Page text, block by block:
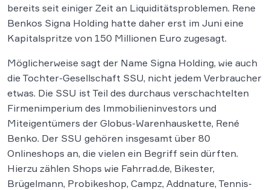
bereits seit einiger Zeit an Liquiditätsproblemen. Rene
Benkos Signa Holding hatte daher erst im Juni eine
Kapitalspritze von 150 Millionen Euro zugesagt.
Möglicherweise sagt der Name Signa Holding, wie auch
die Tochter-Gesellschaft SSU, nicht jedem Verbraucher
etwas. Die SSU ist Teil des durchaus verschachtelten
Firmenimperium des Immobilieninvestors und
Miteigentümers der Globus-Warenhauskette, René
Benko. Der SSU gehören insgesamt über 80
Onlineshops an, die vielen ein Begriff sein dürften.
Hierzu zählen Shops wie Fahrrad.de, Bikester,
Brügelmann, Probikeshop, Campz, Addnature, Tennis-